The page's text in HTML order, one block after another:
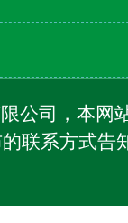
公司，本网
联系方式告